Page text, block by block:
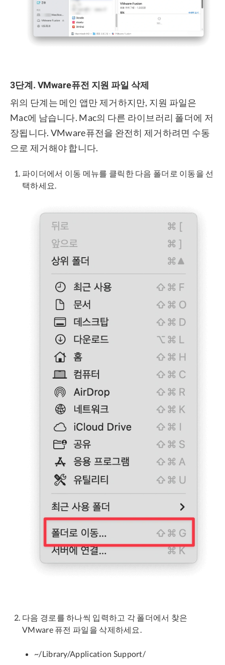
3단계. VMware퓨전 지원 파일 삭제
위의 단계는 메인 앱만 제거하지만, 지원 파일은
Mac에 남습니다. Mac의 다른 라이브러리 폴더에 저
장됩니다. VMware퓨전을 완전히 제거하려면 수동
으로 제거해야 합니다.
파이더에서 이동 메뉴를 클릭한 다음 폴더로 이동을 선
택하세요.
다음 경로를 하나씩 입력하고 각 폴더에서 찾은
VMware 퓨전 파일을 삭제하세요.
~/Library/Application Support/